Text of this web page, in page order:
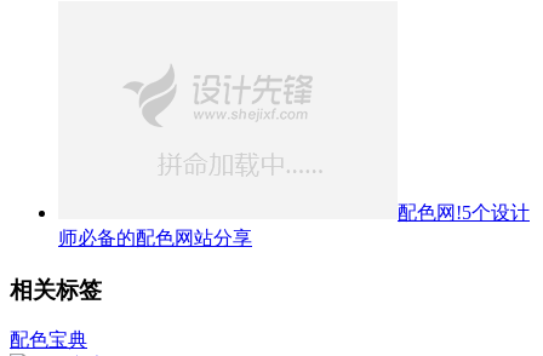
配色网!5个设计
师必备的配色网站分享
相关标签
配色宝典